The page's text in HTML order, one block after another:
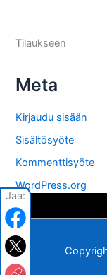
Tilaukseen
Meta
Kirjaudu sisään
Sisältösyöte
Kommenttisyöte
WordPress.org
Jaa: